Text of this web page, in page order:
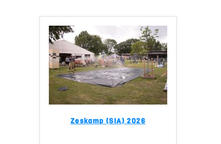
Zeskamp (SIA) 2026